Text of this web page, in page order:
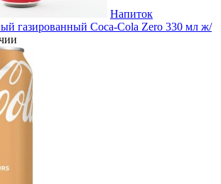
Напиток
газированный Coca-Cola Zero 330 мл ж/